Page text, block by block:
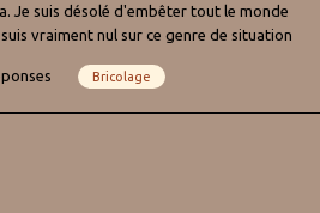
Je suis désolé d'embêter tout le monde
vraiment nul sur ce genre de situation
Bricolage